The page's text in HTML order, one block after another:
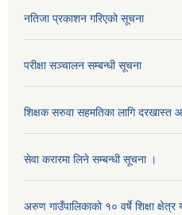
नतिजा प्रकाशन गरिएको सूचना
परीक्षा सञ्चालन सम्बन्धी सूचना
शिक्षक सरुवा सहमतिका लागि दरखास्त
सेवा करारमा लिने सम्बन्धी सूचना ।
अरुण गाउँपालिकाको १० वर्षे शिक्षा